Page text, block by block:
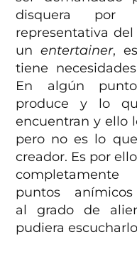
disquera por
representativa del
unentertainer,
tiene
En algún
produce y lo
encuentran y ello
pero no es lo
creador. Es por
completamente
puntos
al grado de
pudiera